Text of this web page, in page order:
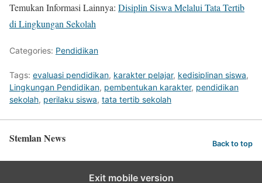
Temukan Informasi Lainnya: Disiplin Siswa Melalui Tata Tertib
di Lingkungan Sekolah
Categories: Pendidikan
Tags: evaluasi pendidikan, karakter pelajar, kedisiplinan siswa,
Lingkungan Pendidikan, pembentukan karakter, pendidikan
sekolah, perilaku siswa, tata tertib sekolah
Stemlan News Back to top
Exit mobile version